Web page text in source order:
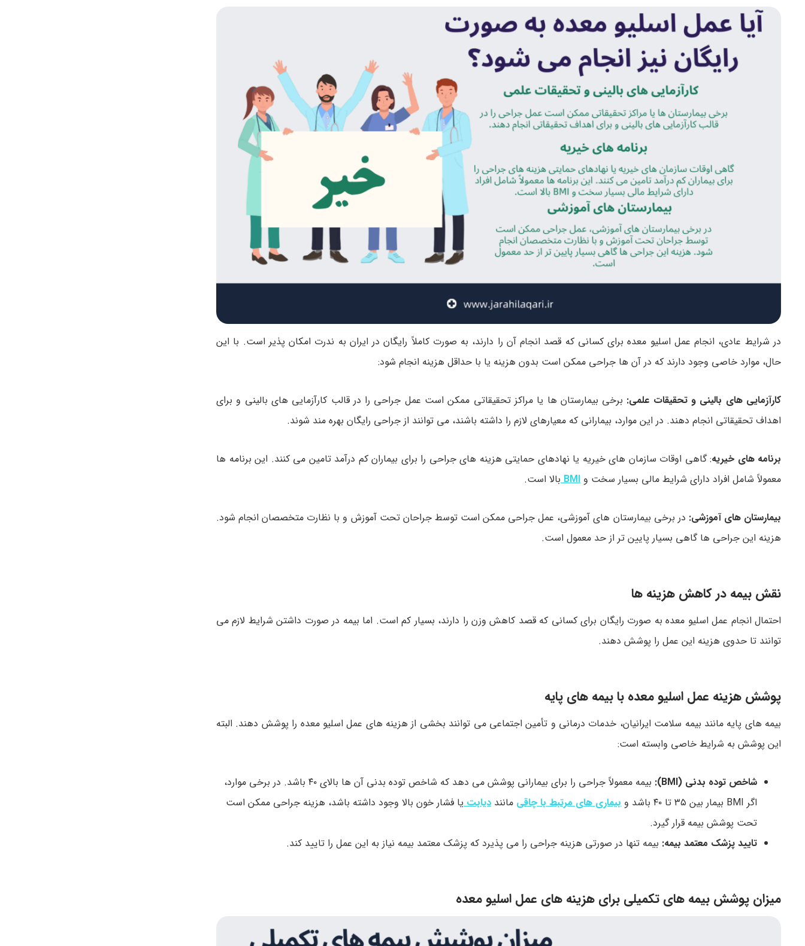
در شرایط عادی، انجام عمل اسلیو معده برای کسانی که قصد انجام آن را دارند، به صورت کاملاً رایگان در ایران به ندرت امکان پذیر است. با این
حال، موارد خاصی وجود دارند که در آن ها جراحی ممکن است بدون هزینه یا با حداقل هزینه انجام شود:
کارآزمایی های بالینی و تحقیقات علمی: برخی بیمارستان ها یا مراکز تحقیقاتی ممکن است عمل جراحی را در قالب کارآزمایی های بالینی و برای
اهداف تحقیقاتی انجام دهند. در این موارد، بیمارانی که معیارهای لازم را داشته باشند، می توانند از جراحی رایگان بهره مند شوند.
برنامه های خیریه: گاهی اوقات سازمان های خیریه یا نهادهای حمایتی هزینه های جراحی را برای بیماران کم درآمد تامین می کنند. این برنامه ها
معمولاً شامل افراد دارای شرایط مالی بسیار سخت و BMI بالا است.
بیمارستان های آموزشی: در برخی بیمارستان های آموزشی، عمل جراحی ممکن است توسط جراحان تحت آموزش و با نظارت متخصصان انجام شود.
هزینه این جراحی ها گاهی بسیار پایین تر از حد معمول است.
نقش بیمه در کاهش هزینه ها
احتمال انجام عمل اسلیو معده به صورت رایگان برای کسانی که قصد کاهش وزن را دارند، بسیار کم است. اما بیمه در صورت داشتن شرایط لازم می
توانند تا حدوی هزینه این عمل را پوشش دهند.
پوشش هزینه عمل اسلیو معده با بیمه های پایه
بیمه های پایه مانند بیمه سلامت ایرانیان، خدمات درمانی و تأمین اجتماعی می توانند بخشی از هزینه های عمل اسلیو معده را پوشش دهند. البته
این پوشش به شرایط خاصی وابسته است:
شاخص توده بدنی (BMI):
بیمه معمولاً جراحی را برای بیمارانی پوشش می دهد که شاخص توده بدنی آن ها بالای ۴۰ باشد. در برخی موارد،
اگر BMI بیمار بین ۳۵ تا ۴۰ باشد و
بیماری های مرتبط با چاقی مانند دیابتیا فشار خون بالا وجود داشته باشد، هزینه جراحی ممکن است
تحت پوشش بیمه قرار گیرد.
تایید پزشک معتمد بیمه: بیمه تنها در صورتی هزینه جراحی را می پذیرد که پزشک معتمد بیمه نیاز به این عمل را تایید کند.
میزان پوشش بیمه های تکمیلی برای هزینه های عمل اسلیو معده